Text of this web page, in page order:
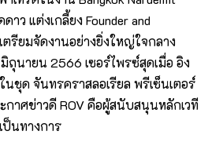
ว แต่งเกลี้ยง Founder and
ตรียมจัดงานอย่างยิ่งใหญ่ใจกลาง
นายน 2566 เซอร์ไพรซ์สุดเมื่อ อิง
ชุด จันทรคราสลอเรียล พรีเซ็นเตอร์
าศข่าวดี ROV คือผู้สนับสนุนหลักเวที
ป็นทางการ